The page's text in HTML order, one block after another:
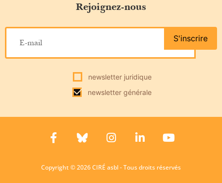
Rejoignez-nous
newsletter juridique
newsletter générale
S'inscrire
Copyright © 2026 CIRÉ asbl - Tous droits réservés